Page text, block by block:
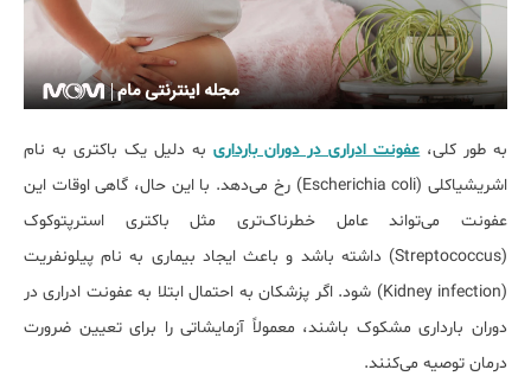
به طور کلی،عفونت ادراری در دوران بارداری به دلیل یک باکتری به نام
اشریشیاکلی (Escherichia coli) رخ می‎‌دهد. با این حال، گاهی اوقات این
عفونت می‌‎تواند عامل خطرناک‌تری مثل باکتری استرپتوکوک
(Streptococcus) داشته باشد و باعث ایجاد بیماری به نام پیلونفریت
(Kidney infection) شود. اگر پزشکان به احتمال ابتلا به عفونت ادراری در
دوران بارداری مشکوک باشند، معمولاً آزمایشاتی را برای تعیین ضرورت
درمان توصیه می‎‌کنند.